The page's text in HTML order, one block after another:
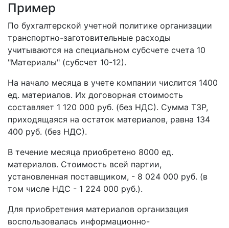
Пример
По бухгалтерской учетной политике организации
транспортно-заготовительные расходы
учитываются на специальном субсчете счета 10
"Материалы" (субсчет 10-12).
На начало месяца в учете компании числится 1400
ед. материалов. Их договорная стоимость
составляет 1 120 000 руб. (без НДС). Сумма ТЗР,
приходящаяся на остаток материалов, равна 134
400 руб. (без НДС).
В течение месяца приобретено 8000 ед.
материалов. Стоимость всей партии,
установленная поставщиком, - 8 024 000 руб. (в
том числе НДС - 1 224 000 руб.).
Для приобретения материалов организация
воспользовалась информационно-